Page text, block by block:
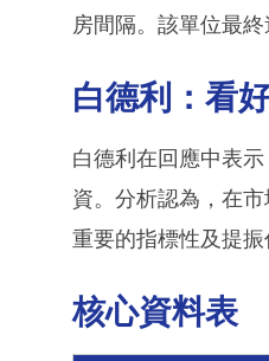
房間隔。該單位最
白德利：看
白德利在回應中表
資。分析認為，在
重要的指標性及提振
核心資料表